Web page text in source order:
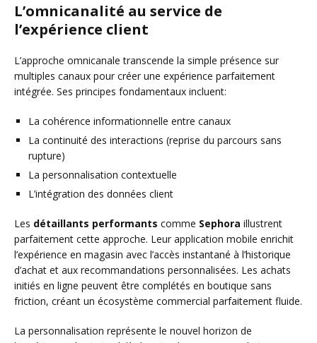
L’omnicanalité au service de
l’expérience client
L’approche omnicanale transcende la simple présence sur
multiples canaux pour créer une expérience parfaitement
intégrée. Ses principes fondamentaux incluent:
La cohérence informationnelle entre canaux
La continuité des interactions (reprise du parcours sans
rupture)
La personnalisation contextuelle
L’intégration des données client
Les détaillants performants comme Sephora illustrent
parfaitement cette approche. Leur application mobile enrichit
l’expérience en magasin avec l’accès instantané à l’historique
d’achat et aux recommandations personnalisées. Les achats
initiés en ligne peuvent être complétés en boutique sans
friction, créant un écosystème commercial parfaitement fluide.
La personnalisation représente le nouvel horizon de